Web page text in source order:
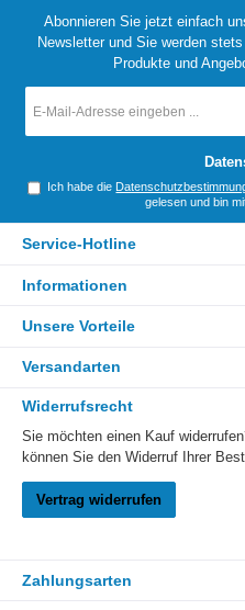
Abonnieren Sie jetzt einfach
Newsletter und Sie werden
Produkte und
Mail-
Ich habe die
gelesen und bin
Service-Hotline
Informationen
Unsere Vorteile
Versandarten
Widerrufsrecht
Sie möchten einen Kauf
können Sie den Widerruf Ihrer
Vertrag widerrufen
Zahlungsarten